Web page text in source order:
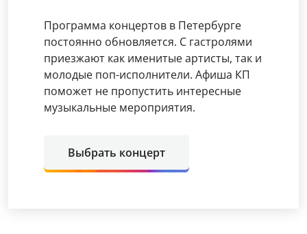
Программа концертов в Петербурге
постоянно обновляется. С гастролями
приезжают как именитые артисты, так и
молодые поп-исполнители. Афиша КП
поможет не пропустить интересные
музыкальные мероприятия.
Выбрать концерт